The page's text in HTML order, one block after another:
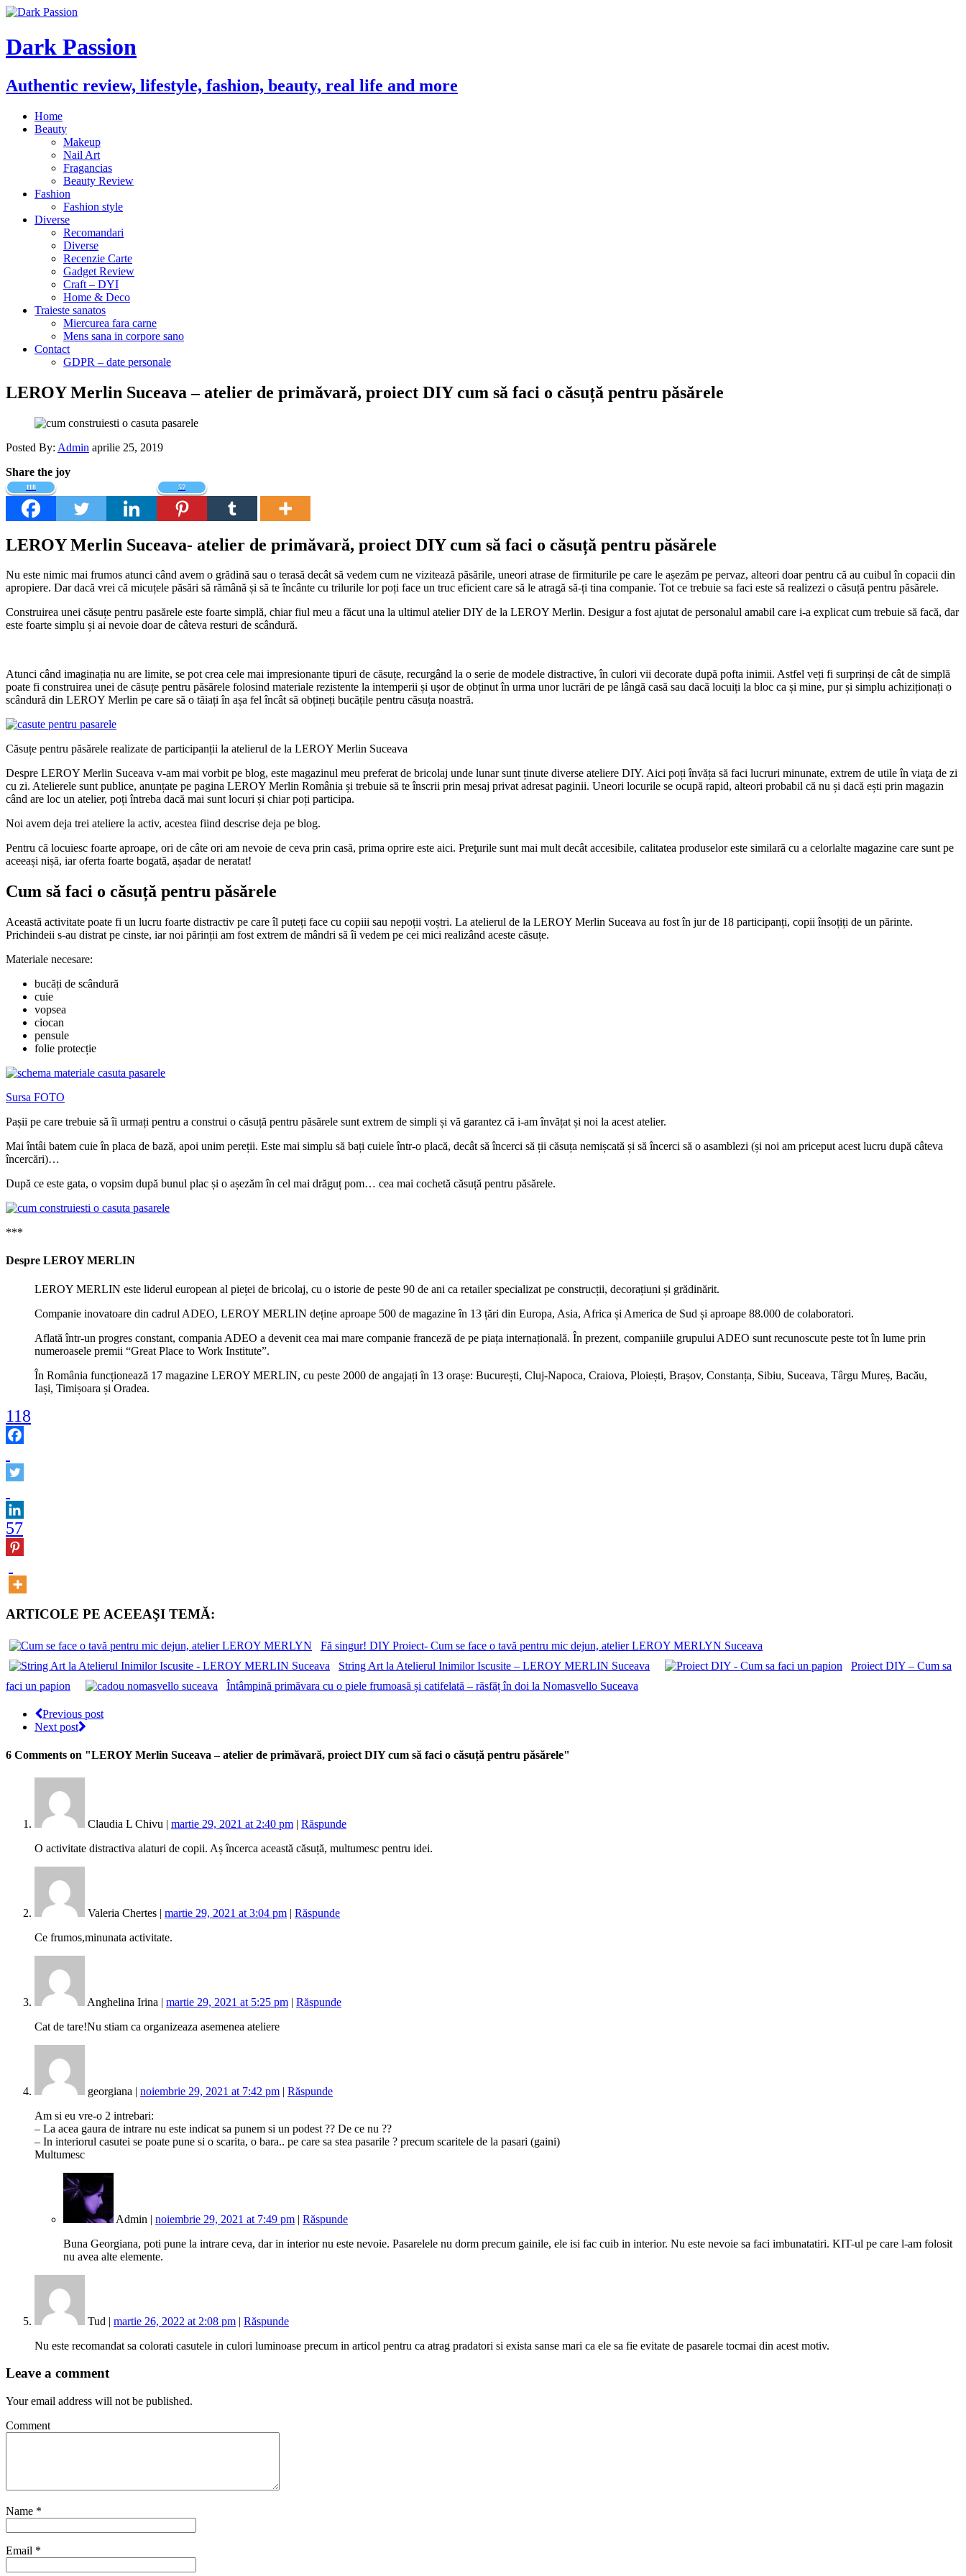
Dark Passion
Authentic review, lifestyle, fashion, beauty, real life and more
Home
Beauty
Makeup
Nail Art
Fragancias
Beauty Review
Fashion
Fashion style
Diverse
Recomandari
Diverse
Recenzie Carte
Gadget Review
Craft – DYI
Home & Deco
Traieste sanatos
Miercurea fara carne
Mens sana in corpore sano
Contact
GDPR – date personale
LEROY Merlin Suceava – atelier de primăvară, proiect DIY cum să faci o căsuță pentru păsărele
Posted By: Admin aprilie 25, 2019
Share the joy
118 57
LEROY Merlin Suceava- atelier de primăvară, proiect DIY cum să faci o căsuță pentru păsărele
Nu este nimic mai frumos atunci când avem o grădină sau o terasă decât să vedem cum ne vizitează păsările, uneori atrase de firmiturile pe care le așezăm pe pervaz, alteori doar pentru că au cuibul în copacii din
apropiere. Dar dacă vrei că micuțele păsări să rămână și să te încânte cu trilurile lor poți face un truc eficient care să le atragă să-ți tina companie. Tot ce trebuie sa faci este să realizezi o căsuță pentru păsărele.
Construirea unei căsuțe pentru pasărele este foarte simplă, chiar fiul meu a făcut una la ultimul atelier DIY de la LEROY Merlin. Desigur a fost ajutat de personalul amabil care i-a explicat cum trebuie să facă, dar
este foarte simplu și ai nevoie doar de câteva resturi de scândură.
Atunci când imaginația nu are limite, se pot crea cele mai impresionante tipuri de căsuțe, recurgând la o serie de modele distractive, în culori vii decorate după pofta inimii. Astfel veți fi surprinși de cât de simplă
poate fi construirea unei de căsuțe pentru păsărele folosind materiale rezistente la intemperii și ușor de obținut în urma unor lucrări de pe lângă casă sau dacă locuiți la bloc ca și mine, pur și simplu achiziționați o
scândură din LEROY Merlin pe care să o tăiați în așa fel încât să obțineți bucățile pentru căsuța noastră.
Căsuțe pentru păsărele realizate de participanții la atelierul de la LEROY Merlin Suceava
Despre LEROY Merlin Suceava v-am mai vorbit pe blog, este magazinul meu preferat de bricolaj unde lunar sunt ținute diverse ateliere DIY. Aici poți învăța să faci lucruri minunate, extrem de utile în viaţa de zi
cu zi. Atelierele sunt publice, anunțate pe pagina LEROY Merlin România și trebuie să te înscrii prin mesaj privat adresat paginii. Uneori locurile se ocupă rapid, alteori probabil că nu și dacă ești prin magazin
când are loc un atelier, poți întreba dacă mai sunt locuri și chiar poți participa.
Noi avem deja trei ateliere la activ, acestea fiind descrise deja pe blog.
Pentru că locuiesc foarte aproape, ori de câte ori am nevoie de ceva prin casă, prima oprire este aici. Preţurile sunt mai mult decât accesibile, calitatea produselor este similară cu a celorlalte magazine care sunt pe
aceeași nișă, iar oferta foarte bogată, așadar de neratat!
Cum să faci o căsuță pentru păsărele
Această activitate poate fi un lucru foarte distractiv pe care îl puteți face cu copiii sau nepoții voștri. La atelierul de la LEROY Merlin Suceava au fost în jur de 18 participanți, copii însoțiți de un părinte.
Prichindeii s-au distrat pe cinste, iar noi părinții am fost extrem de mândri să îi vedem pe cei mici realizând aceste căsuțe.
Materiale necesare:
bucăți de scândură
cuie
vopsea
ciocan
pensule
folie protecție
Sursa FOTO
Pașii pe care trebuie să îi urmați pentru a construi o căsuță pentru păsărele sunt extrem de simpli și vă garantez că i-am învățat și noi la acest atelier.
Mai întâi batem cuie în placa de bază, apoi unim pereții. Este mai simplu să bați cuiele într-o placă, decât să încerci să ții căsuța nemișcată și să încerci să o asamblezi (și noi am priceput acest lucru după câteva
încercări)…
După ce este gata, o vopsim după bunul plac și o așezăm în cel mai drăguț pom… cea mai cochetă căsuță pentru păsărele.
***
Despre LEROY MERLIN
LEROY MERLIN este liderul european al pieței de bricolaj, cu o istorie de peste 90 de ani ca retailer specializat pe construcții, decorațiuni și grădinărit.
Companie inovatoare din cadrul ADEO, LEROY MERLIN deține aproape 500 de magazine în 13 țări din Europa, Asia, Africa și America de Sud și aproape 88.000 de colaboratori.
Aflată într-un progres constant, compania ADEO a devenit cea mai mare companie franceză de pe piața internațională. În prezent, companiile grupului ADEO sunt recunoscute peste tot în lume prin
numeroasele premii “Great Place to Work Institute”.
În România funcționează 17 magazine LEROY MERLIN, cu peste 2000 de angajați în 13 orașe: București, Cluj-Napoca, Craiova, Ploiești, Brașov, Constanța, Sibiu, Suceava, Târgu Mureș, Bacău,
Iași, Timișoara și Oradea.
118
57
ARTICOLE PE ACEEAŞI TEMĂ:
Fă singur! DIY Proiect- Cum se face o tavă pentru mic dejun, atelier LEROY MERLYN Suceava
String Art la Atelierul Inimilor Iscusite – LEROY MERLIN Suceava
Proiect DIY – Cum sa
faci un papion
Întâmpină primăvara cu o piele frumoasă și catifelată – răsfăț în doi la Nomasvello Suceava
Previous post
Next post
6 Comments on "LEROY Merlin Suceava – atelier de primăvară, proiect DIY cum să faci o căsuță pentru păsărele"
Claudia L Chivu | martie 29, 2021 at 2:40 pm | Răspunde
O activitate distractiva alaturi de copii. Aș încerca această căsuță, multumesc pentru idei.
Valeria Chertes | martie 29, 2021 at 3:04 pm | Răspunde
Ce frumos,minunata activitate.
Anghelina Irina | martie 29, 2021 at 5:25 pm | Răspunde
Cat de tare!Nu stiam ca organizeaza asemenea ateliere
georgiana | noiembrie 29, 2021 at 7:42 pm | Răspunde
Am si eu vre-o 2 intrebari:
– La acea gaura de intrare nu este indicat sa punem si un podest ?? De ce nu ??
– In interiorul casutei se poate pune si o scarita, o bara.. pe care sa stea pasarile ? precum scaritele de la pasari (gaini)
Multumesc
Admin | noiembrie 29, 2021 at 7:49 pm | Răspunde
Buna Georgiana, poti pune la intrare ceva, dar in interior nu este nevoie. Pasarelele nu dorm precum gainile, ele isi fac cuib in interior. Nu este nevoie sa faci imbunatatiri. KIT-ul pe care l-am folosit
nu avea alte elemente.
Tud | martie 26, 2022 at 2:08 pm | Răspunde
Nu este recomandat sa colorati casutele in culori luminoase precum in articol pentru ca atrag pradatori si exista sanse mari ca ele sa fie evitate de pasarele tocmai din acest motiv.
Leave a comment
Your email address will not be published.
Comment
Name *
Email *